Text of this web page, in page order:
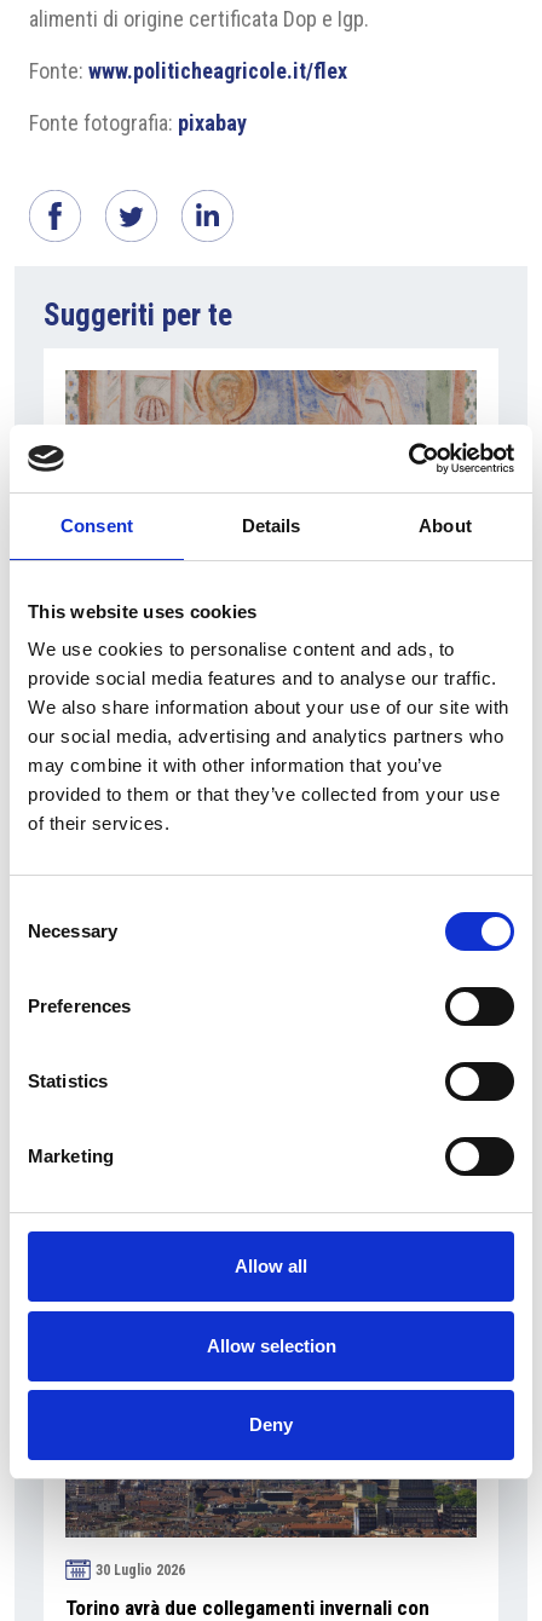
Consent Details About
This website uses cookies
We use cookies to personalise content and ads, to
provide social media features and to analyse our traffic.
We also share information about your use of our site with
our social media, advertising and analytics partners who
may combine it with other information that you’ve
provided to them or that they’ve collected from your use
of their services.
Selection
Necessary
Preferences
Statistics
Marketing
Allow all
Allow selection
Deny
alimenti di origine certificata Dop e Igp.
Fonte: www.politicheagricole.it/flex
Fonte fotografia: pixabay
Suggeriti per te
5 Agosto 2026
Il frammento praghese del vangelo di Marco
verrà esposto ad Aquileia
Italia
31 Luglio 2026
Italia
30 Luglio 2026
Torino avrà due collegamenti invernali con